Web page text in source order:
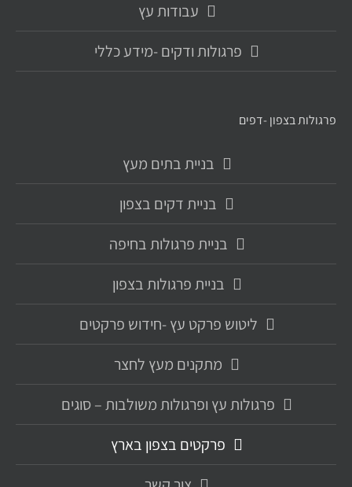
עבודות עץ
פרגולות ודקים -מידע כללי
פרגולות בצפון -דפים
בניית בתים מעץ
בניית דקים בצפון
בניית פרגולות בחיפה
בניית פרגולות בצפון
ליטוש פרקט עץ -חידוש פרקטים
מתקנים מעץ לחצר
פרגולות עץ ופרגולות משולבות – סוגים
פרקטים בצפון בארץ